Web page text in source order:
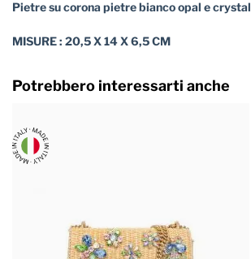
Pietre su corona pietre bianco opal e crystal
MISURE : 20,5 X 14 X 6,5 CM
Potrebbero interessarti anche